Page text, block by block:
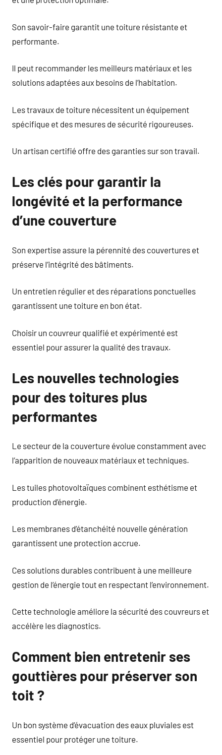
Son savoir-faire garantit une toiture résistante et
performante.
Il peut recommander les meilleurs matériaux et les
solutions adaptées aux besoins de l’habitation.
Les travaux de toiture nécessitent un équipement
spécifique et des mesures de sécurité rigoureuses.
Un artisan certifié offre des garanties sur son travail.
Les clés pour garantir la
longévité et la performance
d’une couverture
Son expertise assure la pérennité des couvertures et
préserve l’intégrité des bâtiments.
Un entretien régulier et des réparations ponctuelles
garantissent une toiture en bon état.
Choisir un couvreur qualifié et expérimenté est
essentiel pour assurer la qualité des travaux.
Les nouvelles technologies
pour des toitures plus
performantes
Le secteur de la couverture évolue constamment avec
l’apparition de nouveaux matériaux et techniques.
Les tuiles photovoltaïques combinent esthétisme et
production d’énergie.
Les membranes d’étanchéité nouvelle génération
garantissent une protection accrue.
Ces solutions durables contribuent à une meilleure
gestion de l’énergie tout en respectant l’environnement.
Cette technologie améliore la sécurité des couvreurs et
accélère les diagnostics.
Comment bien entretenir ses
gouttières pour préserver son
toit ?
Un bon système d’évacuation des eaux pluviales est
essentiel pour protéger une toiture.